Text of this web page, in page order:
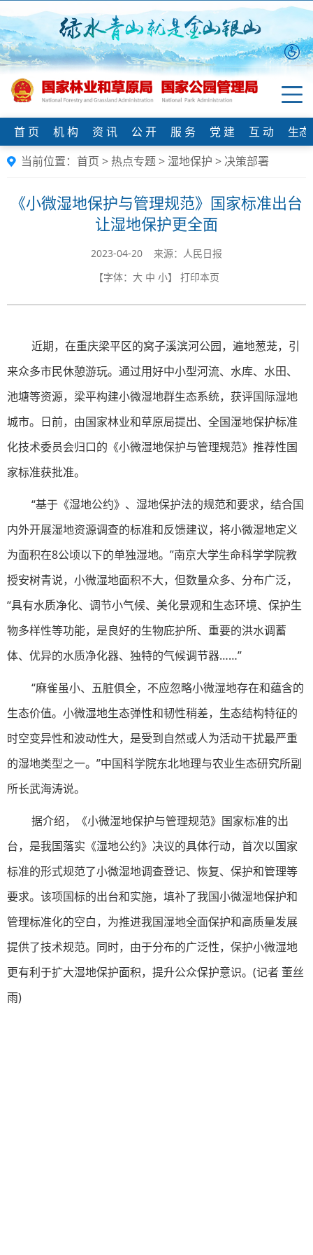
首 页 机 构 资 讯 公 开 服 务 党 建 互 动
生
当前位置： 首页 > 热点专题> 湿地保护 > 决策部署
《小微湿地保护与管理规范》国家标准出台
让湿地保护更全面
2023-04-20 来源：人民日报
【字体： 大 中 小】 打印本页
近期，在重庆梁平区的窝子溪滨河公园，遍地葱茏，引
来众多市民休憩游玩。通过用好中小型河流、水库、水田、
池塘等资源，梁平构建小微湿地群生态系统，获评国际湿地
城市。日前，由国家林业和草原局提出、全国湿地保护标准
化技术委员会归口的《小微湿地保护与管理规范》推荐性国
家标准获批准。
“基于《湿地公约》、湿地保护法的规范和要求，结合国
内外开展湿地资源调查的标准和反馈建议，将小微湿地定义
为面积在8公顷以下的单独湿地。”南京大学生命科学学院教
授安树青说，小微湿地面积不大，但数量众多、分布广泛，
“具有水质净化、调节小气候、美化景观和生态环境、保护生
物多样性等功能，是良好的生物庇护所、重要的洪水调蓄
体、优异的水质净化器、独特的气候调节器……”
“麻雀虽小、五脏俱全，不应忽略小微湿地存在和蕴含的
生态价值。小微湿地生态弹性和韧性稍差，生态结构特征的
时空变异性和波动性大，是受到自然或人为活动干扰最严重
的湿地类型之一。”中国科学院东北地理与农业生态研究所副
所长武海涛说。
据介绍，《小微湿地保护与管理规范》国家标准的出
台，是我国落实《湿地公约》决议的具体行动，首次以国家
标准的形式规范了小微湿地调查登记、恢复、保护和管理等
要求。该项国标的出台和实施，填补了我国小微湿地保护和
管理标准化的空白，为推进我国湿地全面保护和高质量发展
提供了技术规范。同时，由于分布的广泛性，保护小微湿地
更有利于扩大湿地保护面积，提升公众保护意识。(记者 董丝
雨)